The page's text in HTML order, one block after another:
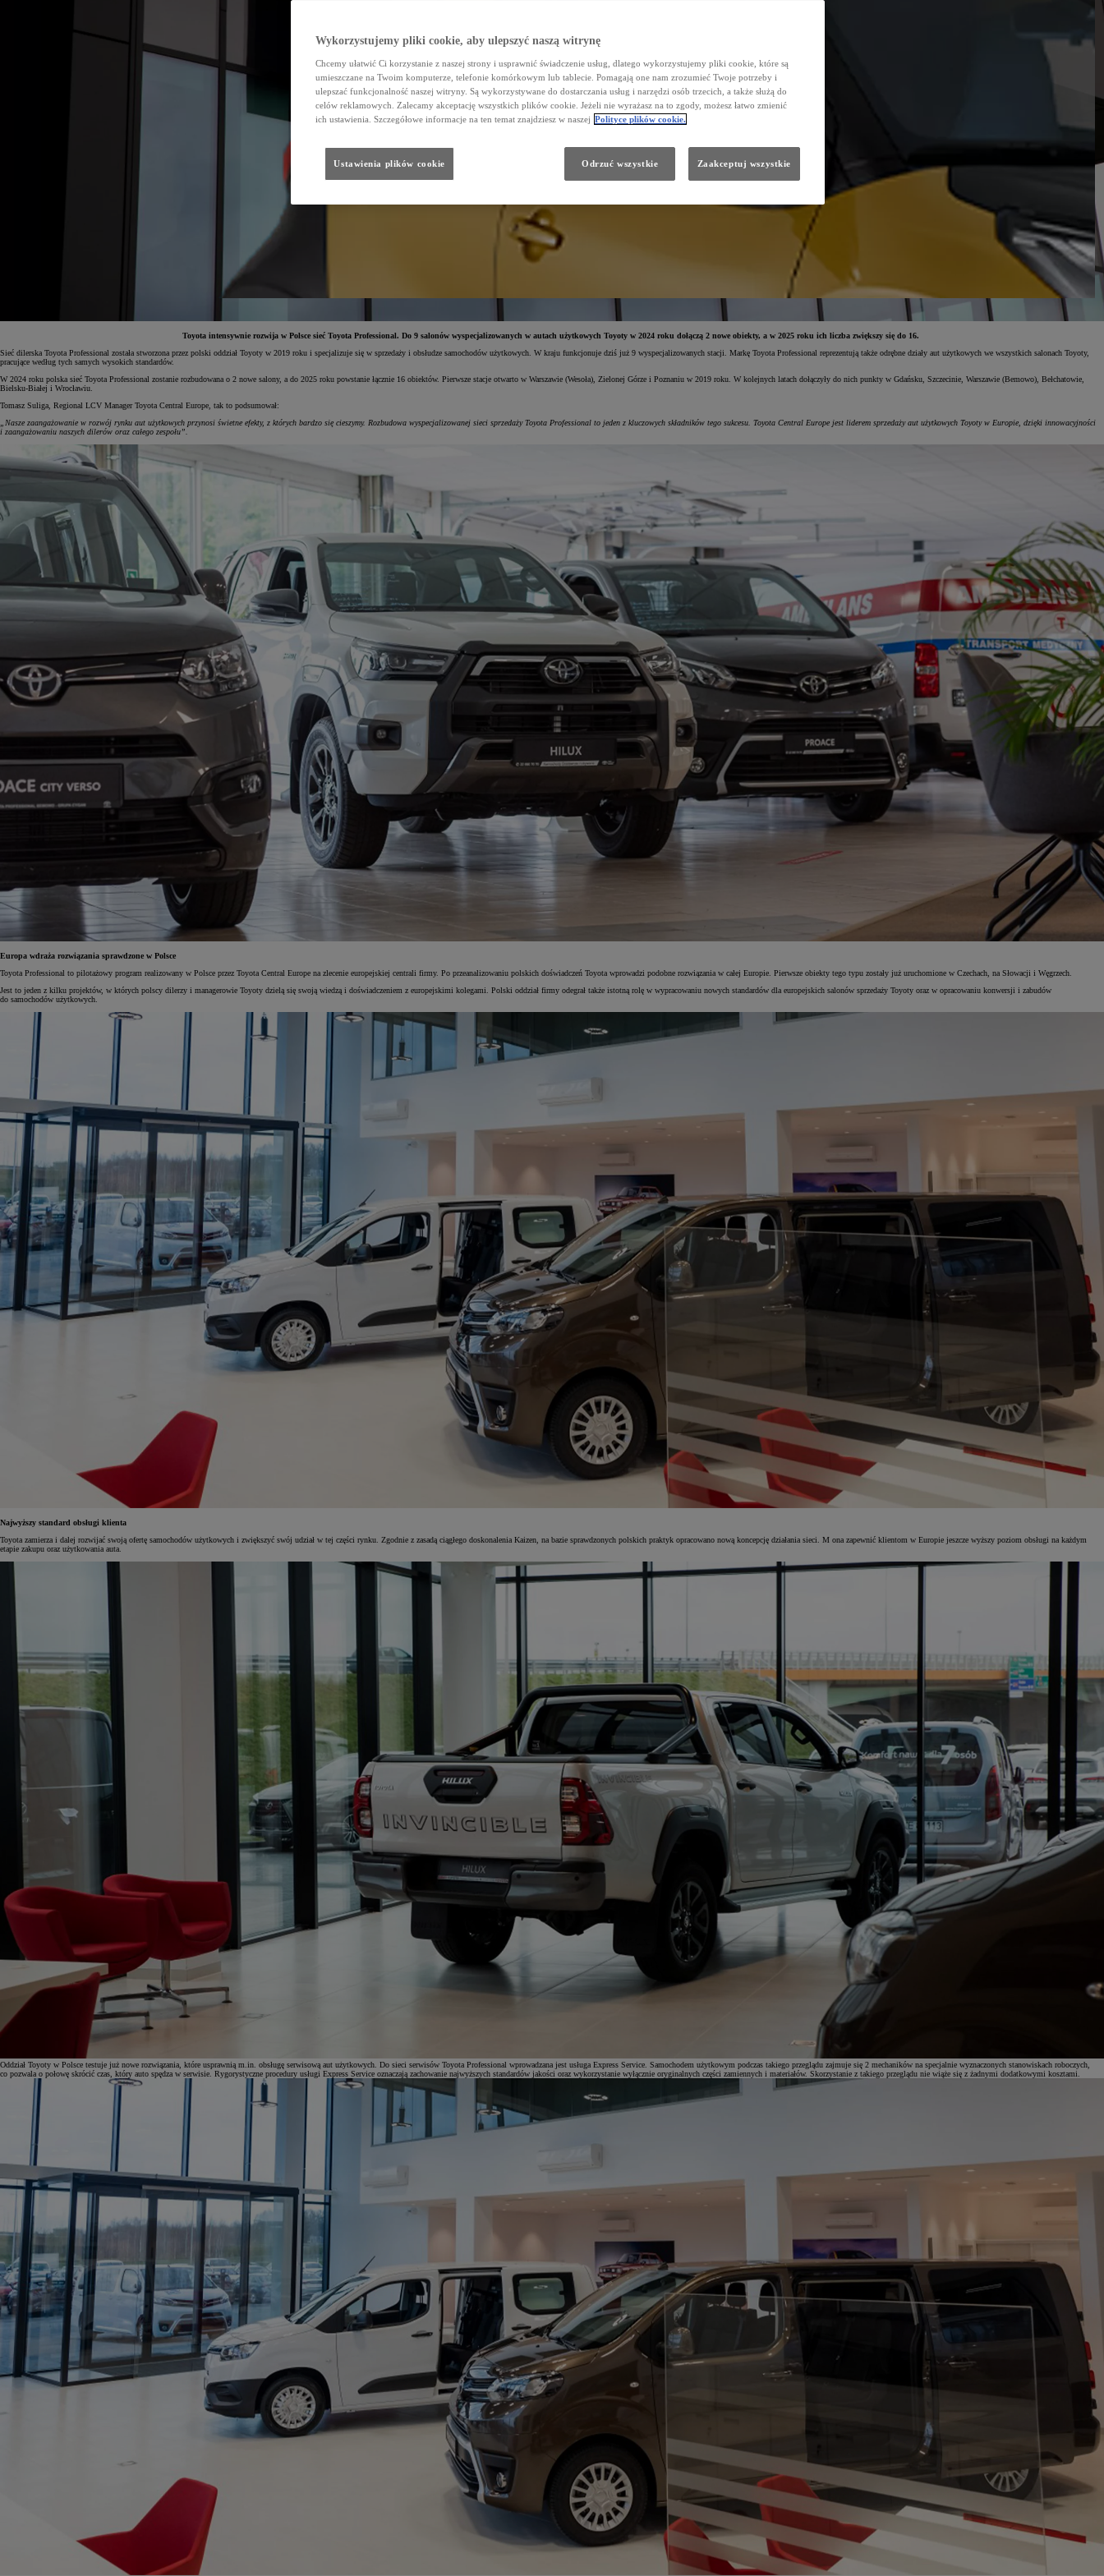
Od 81 900 zł
Yaris Cross
HYBRID
Od105 300 zł
Corolla Hatchback
HYBRID
Toyota intensywnie rozwija w Polsce sieć Toyota Professional. Do 9 salonów wyspecjalizowanych w autach użytkowych Toyoty w 2024 roku dołączą 2 nowe obiekty, a w 2025 roku ich liczba zwiększy się do 16.
Sieć dilerska Toyota Professional została stworzona przez polski oddział Toyoty w 2019 roku i specjalizuje się w sprzedaży i obsłudze samochodów użytkowych. W kraju funkcjonuje dziś już 9 wyspecjalizowanych stacji. Markę Toyota Professional reprezentują także odrębne działy aut użytkowych we wszystkich salonach Toyoty,
pracujące według tych samych wysokich standardów.
W 2024 roku polska sieć Toyota Professional zostanie rozbudowana o 2 nowe salony, a do 2025 roku powstanie łącznie 16 obiektów. Pierwsze stacje otwarto w Warszawie (Wesoła), Zielonej Górze i Poznaniu w 2019 roku. W kolejnych latach dołączyły do nich punkty w Gdańsku, Szczecinie, Warszawie (Bemowo), Bełchatowie,
Bielsku-Białej i Wrocławiu.
Tomasz Suliga, Regional LCV Manager Toyota Central Europe, tak to podsumował:
„Nasze zaangażowanie w rozwój rynku aut użytkowych przynosi świetne efekty, z których bardzo się cieszymy. Rozbudowa wyspecjalizowanej sieci sprzedaży Toyota Professional to jeden z kluczowych składników tego sukcesu. Toyota Central Europe jest liderem sprzedaży aut użytkowych Toyoty w Europie, dzięki innowacyjności
i zaangażowaniu naszych dilerów oraz całego zespołu”.
Europa wdraża rozwiązania sprawdzone w Polsce
Toyota Professional to pilotażowy program realizowany w Polsce przez Toyota Central Europe na zlecenie europejskiej centrali firmy. Po przeanalizowaniu polskich doświadczeń Toyota wprowadzi podobne rozwiązania w całej Europie. Pierwsze obiekty tego typu zostały już uruchomione w Czechach, na Słowacji i Węgrzech.
Jest to jeden z kilku projektów, w których polscy dilerzy i managerowie Toyoty dzielą się swoją wiedzą i doświadczeniem z europejskimi kolegami. Polski oddział firmy odegrał także istotną rolę w wypracowaniu nowych standardów dla europejskich salonów sprzedaży Toyoty oraz w opracowaniu konwersji i zabudów
do samochodów użytkowych.
Najwyższy standard obsługi klienta
Toyota zamierza i dalej rozwijać swoją ofertę samochodów użytkowych i zwiększyć swój udział w tej części rynku. Zgodnie z zasadą ciągłego doskonalenia Kaizen, na bazie sprawdzonych polskich praktyk opracowano nową koncepcję działania sieci. M ona zapewnić klientom w Europie jeszcze wyższy poziom obsługi na każdym
etapie zakupu oraz użytkowania auta.
Oddział Toyoty w Polsce testuje już nowe rozwiązania, które usprawnią m.in. obsługę serwisową aut użytkowych. Do sieci serwisów Toyota Professional wprowadzana jest usługa Express Service. Samochodem użytkowym podczas takiego przeglądu zajmuje się 2 mechaników na specjalnie wyznaczonych stanowiskach roboczych,
co pozwala o połowę skrócić czas, który auto spędza w serwisie. Rygorystyczne procedury usługi Express Service oznaczają zachowanie najwyższych standardów jakości oraz wykorzystanie wyłącznie oryginalnych części zamiennych i materiałów. Skorzystanie z takiego przeglądu nie wiąże się z żadnymi dodatkowymi kosztami.
Wykorzystujemy pliki cookie, aby ulepszyć naszą witrynę
Chcemy ułatwić Ci korzystanie z naszej strony i usprawnić świadczenie usług, dlatego wykorzystujemy pliki cookie, które są
umieszczane na Twoim komputerze, telefonie komórkowym lub tablecie. Pomagają one nam zrozumieć Twoje potrzeby i
ulepszać funkcjonalność naszej witryny. Są wykorzystywane do dostarczania usług i narzędzi osób trzecich, a także służą do
celów reklamowych. Zalecamy akceptację wszystkich plików cookie. Jeżeli nie wyrażasz na to zgody, możesz łatwo zmienić
ich ustawienia. Szczegółowe informacje na ten temat znajdziesz w naszej Polityce plików cookie.
Odrzuć wszystkie Zaakceptuj wszystkie
Ustawienia plików cookie